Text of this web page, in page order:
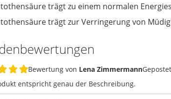
trägt zu einem normalen
trägt zur Verringerung von
Bewertung von Lena Zimmermann
entspricht genau der Beschreibung.